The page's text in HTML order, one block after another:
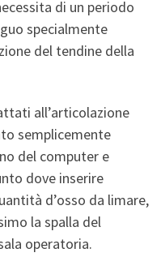
di un periodo
specialmente
del tendine della
all’articolazione
semplicemente
del computer e
dove inserire
d’osso da limare,
la spalla del
operatoria.